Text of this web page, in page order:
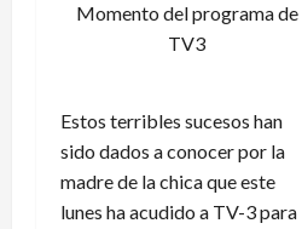
Momento del programa de
TV3
Estos terribles sucesos han
sido dados a conocer por la
madre de la chica que este
lunes ha acudido a TV-3 para